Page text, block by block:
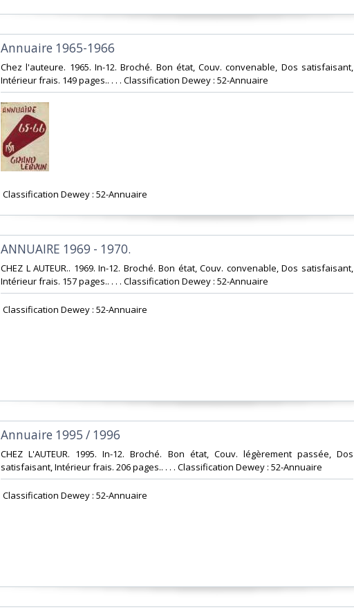
‎Annuaire 1965-1966‎
‎Chez l'auteure. 1965. In-12. Broché. Bon état, Couv. convenable, Dos satisfaisant,
Intérieur frais. 149 pages.. . . . Classification Dewey : 52-Annuaire‎
‎ Classification Dewey : 52-Annuaire‎
‎ANNUAIRE 1969 - 1970.‎
‎CHEZ L AUTEUR.. 1969. In-12. Broché. Bon état, Couv. convenable, Dos satisfaisant,
Intérieur frais. 157 pages.. . . . Classification Dewey : 52-Annuaire‎
‎ Classification Dewey : 52-Annuaire‎
‎Annuaire 1995 / 1996‎
‎CHEZ L'AUTEUR. 1995. In-12. Broché. Bon état, Couv. légèrement passée, Dos
satisfaisant, Intérieur frais. 206 pages.. . . . Classification Dewey : 52-Annuaire‎
‎ Classification Dewey : 52-Annuaire‎